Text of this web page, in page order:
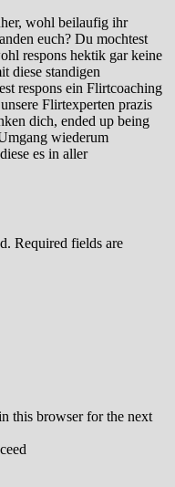
wohl beilaufig ihr
euch? Du mochtest
respons hektik gar keine
diese standigen
respons ein Flirtcoaching
Flirtexperten prazis
dich, ended up being
wiederum
es in aller
Required fields are
this browser for the next